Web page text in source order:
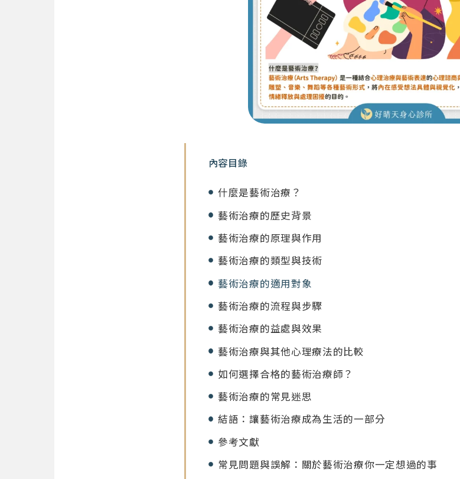
內容目錄
什麼是藝術治療？
藝術治療的歷史背景
藝術治療的原理與作用
藝術治療的類型與技術
藝術治療的適用對象
藝術治療的流程與步驟
藝術治療的益處與效果
藝術治療與其他心理療法的比較
如何選擇合格的藝術治療師？
藝術治療的常見迷思
結語：讓藝術治療成為生活的一部分
參考文獻
常見問題與誤解：關於藝術治療你一定想過的事